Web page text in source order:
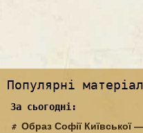
Популярні
За сьогодні:
Образ Софії Київської